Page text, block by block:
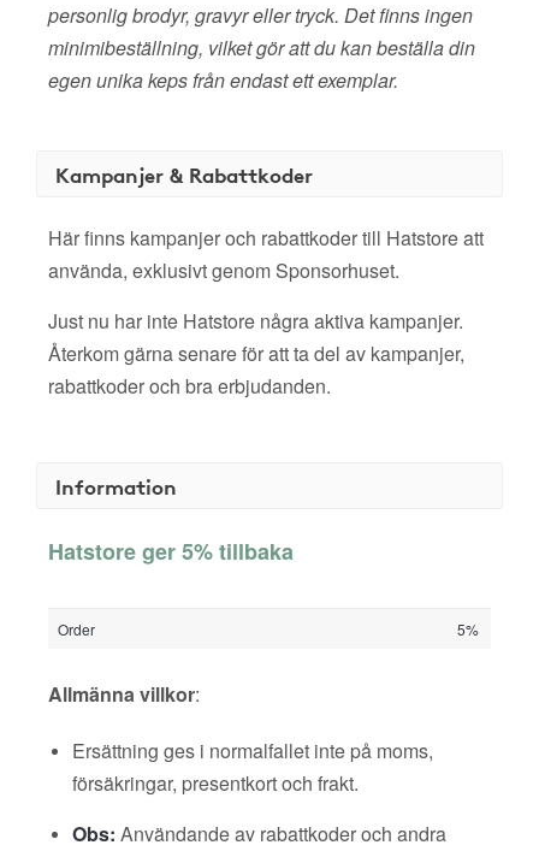
personlig brodyr, gravyr eller tryck. Det finns ingen
minimibeställning, vilket gör att du kan beställa din
egen unika keps från endast ett exemplar.
Kampanjer & Rabattkoder
Här finns kampanjer och rabattkoder till Hatstore att
använda, exklusivt genom Sponsorhuset.
Just nu har inte Hatstore några aktiva kampanjer.
Återkom gärna senare för att ta del av kampanjer,
rabattkoder och bra erbjudanden.
Information
Hatstore ger 5% tillbaka
Order 5%
Allmänna villkor:
Ersättning ges i normalfallet inte på moms,
försäkringar, presentkort och frakt.
Obs: Användande av rabattkoder och andra